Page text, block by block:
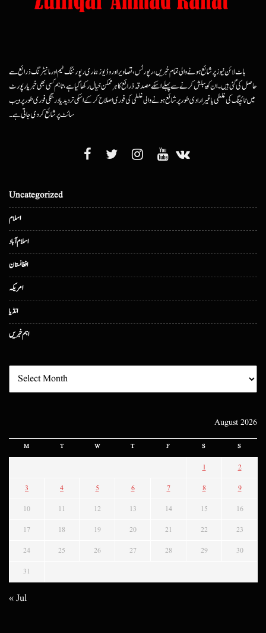
ہاٹ لائن نیوز پر شائع ہونے والی تمام خبریں، رپورٹس، تصاویر اور وڈیوز ہماری رپورٹنگ ٹیم اور مانیٹرنگ ذرائع سے
حاصل کی گئی ہیں۔ ان کو پبلش کرنے سے پہلے اسکے مصدقہ ذرائع کا ہرممکن خیال رکھا گیا ہے، تاہم کسی بھی خبر یا رپورٹ
میں ٹائپنگ کی غلطی یا غیرارادی طور پر شائع ہونے والی غلطی کی فوری اصلاح کرکے اسکی تردید یا درستگی فوری طور پر ویب
سائٹ پر شائع کردی جاتی ہے۔
Uncategorized
اسلام
اسلام آباد
افغانستان
امریکہ
انڈیا
اہم خبریں
August 2026
M T W T F S S
1 2
3 4 5 6 7 8 9
10 11 12 13 14 15 16
17 18 19 20 21 22 23
24 25 26 27 28 29 30
31
« Jul